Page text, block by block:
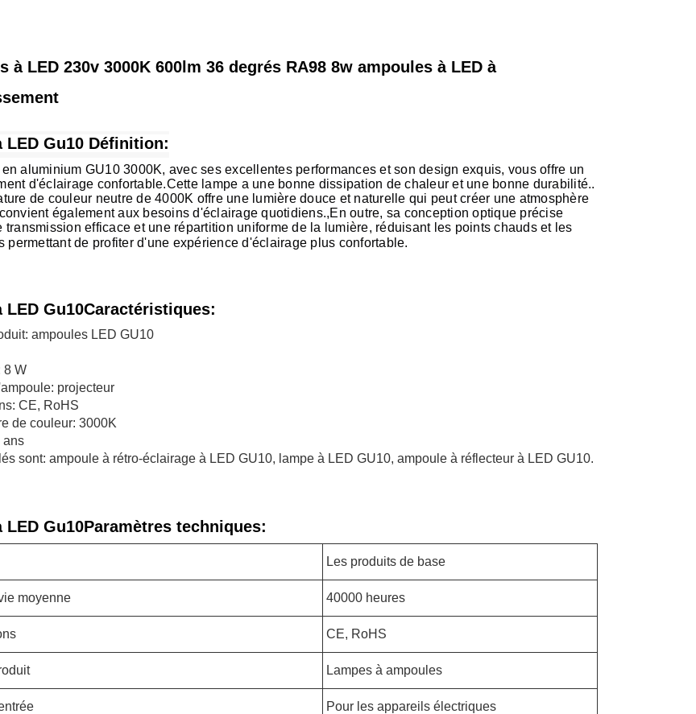
à LED 230v 3000K 600lm 36 degrés RA98 8w ampoules à LED à
LED Gu10 Définition:
en aluminium GU10 3000K, avec ses excellentes performances et son design exquis, vous offre un
d'éclairage confortable.Cette lampe a une bonne dissipation de chaleur et une bonne durabilité..
de couleur neutre de 4000K offre une lumière douce et naturelle qui peut créer une atmosphère
également aux besoins d'éclairage quotidiens.,En outre, sa conception optique précise
transmission efficace et une répartition uniforme de la lumière, réduisant les points chauds et les
permettant de profiter d'une expérience d'éclairage plus confortable.
LED Gu10Caractéristiques:
ampoules LED GU10
8 W
projecteur
CE, RoHS
de couleur: 3000K
ans
sont: ampoule à rétro-éclairage à LED GU10, lampe à LED GU10, ampoule à réflecteur à LED GU10.
LED Gu10Paramètres techniques:
Les produits de base
moyenne 40000 heures
CE, RoHS
Lampes à ampoules
Pour les appareils électriques